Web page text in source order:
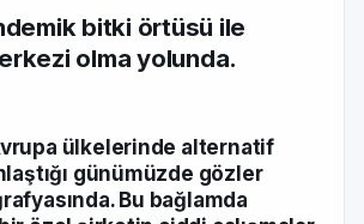
bitki örtüsü ile
olma yolunda.
ülkelerinde alternatif
günümüzde gözler
Bu bağlamda